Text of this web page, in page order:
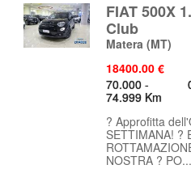
FIAT 500X
Club
Matera (MT)
18400.00 €
70.000 -
74.999 Km
? Approfitta
SETTIMANA! ?
NOSTRA ? PO...